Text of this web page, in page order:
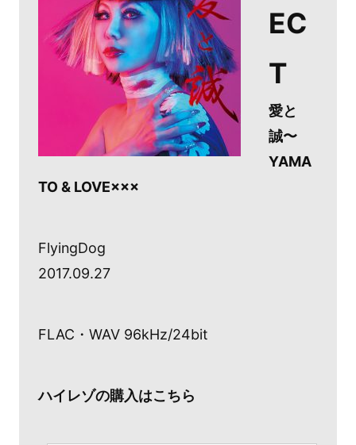
EC
T
愛と
誠〜
YAMA
TO & LOVE×××
FlyingDog
2017.09.27
FLAC・WAV 96kHz/24bit
ハイレゾの購入はこちら